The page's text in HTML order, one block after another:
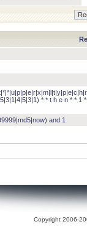
* * t h e n * * 1
and 1
Copyright 2006-